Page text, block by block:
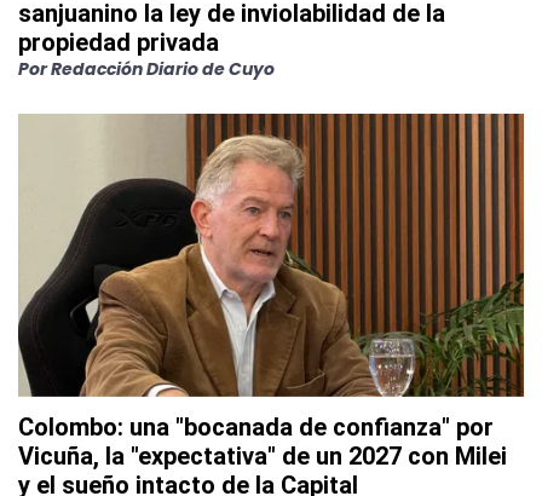
sanjuanino la ley de inviolabilidad de la
propiedad privada
PorRedacción Diario de Cuyo
Colombo: una "bocanada de confianza" por
Vicuña, la "expectativa" de un 2027 con Milei
y el sueño intacto de la Capital